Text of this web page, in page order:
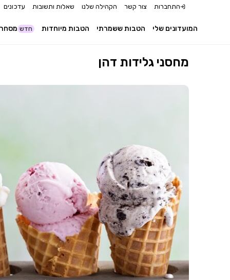
התחברות צור קשר הקהילה שלנו שאלות ותשובות עדכונים
חדש הטבות מיוחדות הטבות ששמרתי המועדונים שלי
מחסני גלידות דהן